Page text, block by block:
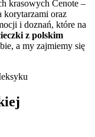
krasowych Cenote –
korytarzami oraz
i doznań, które na
z polskim
a my zajmiemy się